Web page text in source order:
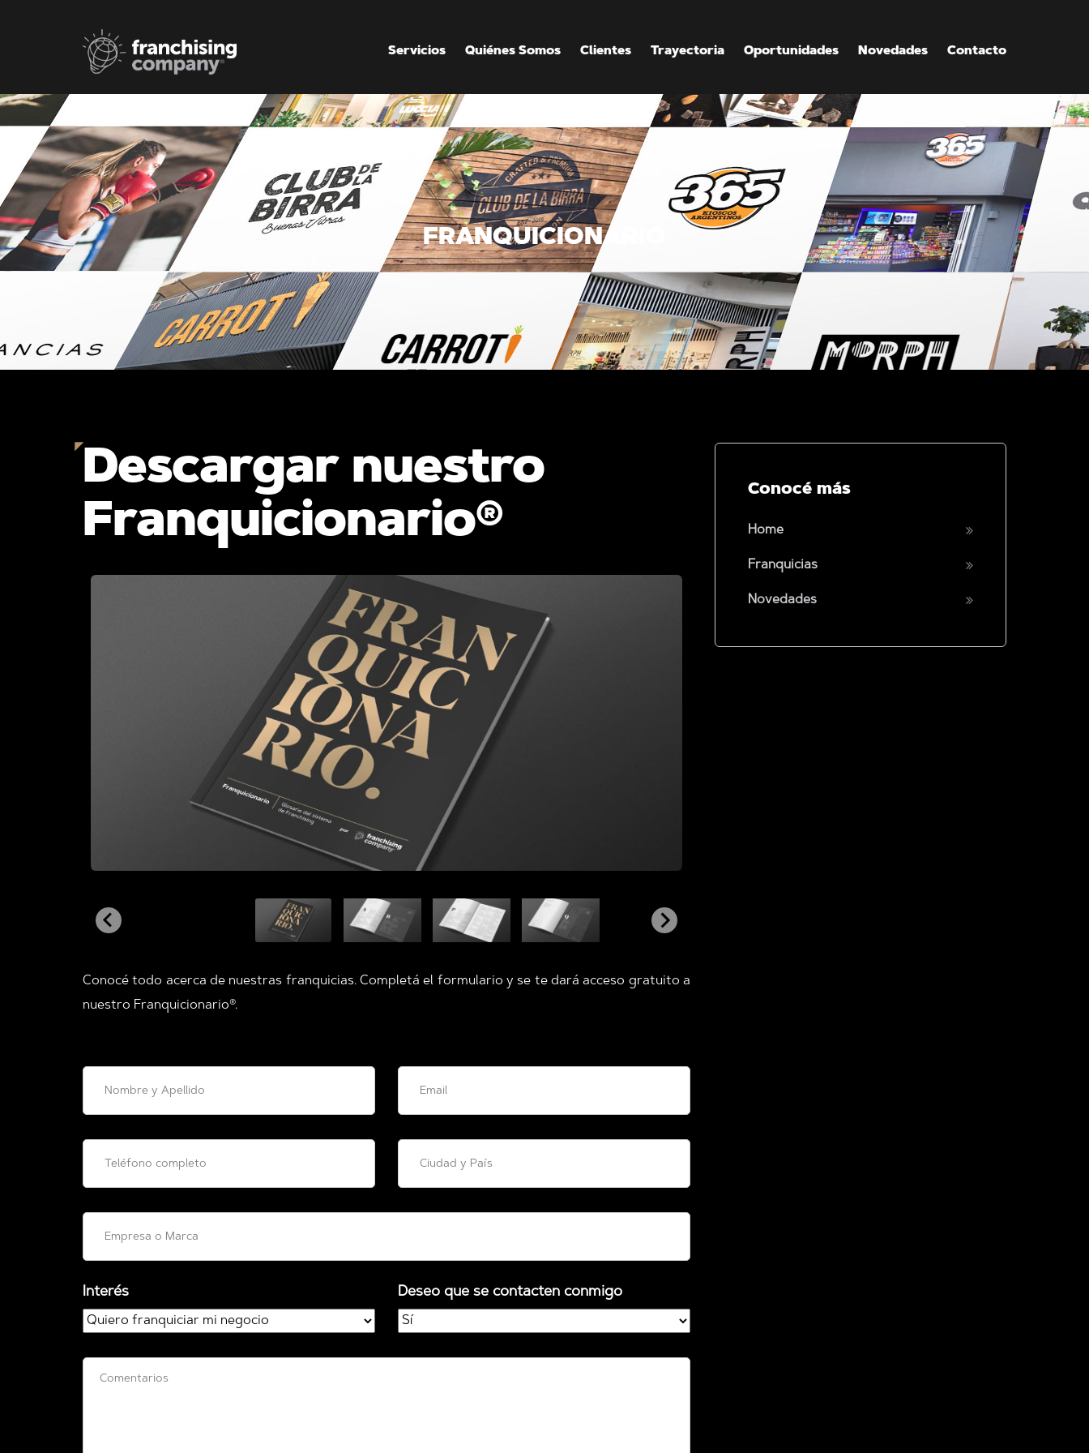
Servicios Quiénes Somos Clientes Trayectoria Oportunidades Novedades Contacto
FRANQUICIONARIO
Descargar nuestro
Franquicionario®
Conocé todo acerca de nuestras franquicias. Completá el formulario y se te dará acceso gratuito a
nuestro Franquicionario®.
Interés Deseo que se contacten conmigo
Conocé más
Home
Franquicias
Novedades